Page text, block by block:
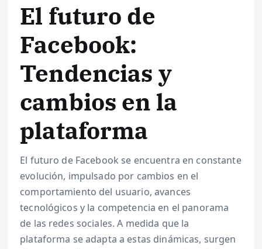
El futuro de
Facebook:
Tendencias y
cambios en la
plataforma
El futuro de Facebook se encuentra en constante
evolución, impulsado por cambios en el
comportamiento del usuario, avances
tecnológicos y la competencia en el panorama
de las redes sociales. A medida que la
plataforma se adapta a estas dinámicas, surgen